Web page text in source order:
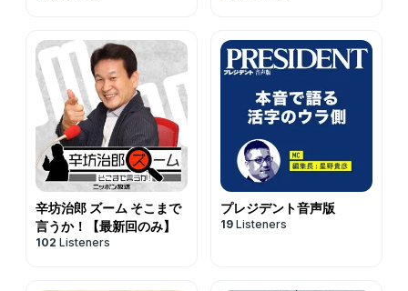
辛坊治郎 ズーム そこまで
言うか！【最新回のみ】
102 Listeners
プレジデント音声版
19 Listeners